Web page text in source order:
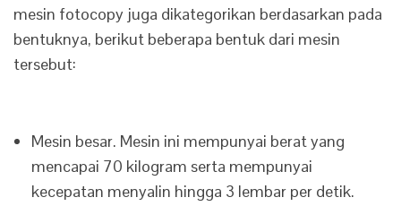
mesin fotocopy juga dikategorikan berdasarkan pada
bentuknya, berikut beberapa bentuk dari mesin
tersebut:
Mesin besar. Mesin ini mempunyai berat yang
mencapai 70 kilogram serta mempunyai
kecepatan menyalin hingga 3 lembar per detik.